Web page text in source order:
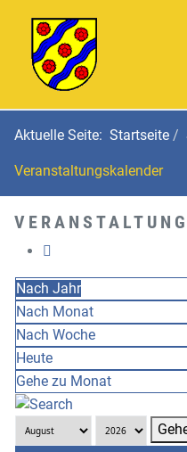
Aktuelle Seite: Startseite
Veranstaltungskalender
Nach Jahr
Nach Monat
Nach Woche
Heute
Gehe zu Monat